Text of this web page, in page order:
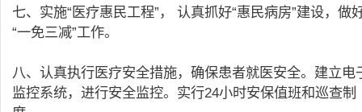
七、实施“医疗惠民工程”， 认真抓好“惠民病房”建设，做
“一免三减”工作。
八、认真执行医疗安全措施，确保患者就医安全。建立电
监控系统，进行安全监控。实行24小时安保值班和巡查制